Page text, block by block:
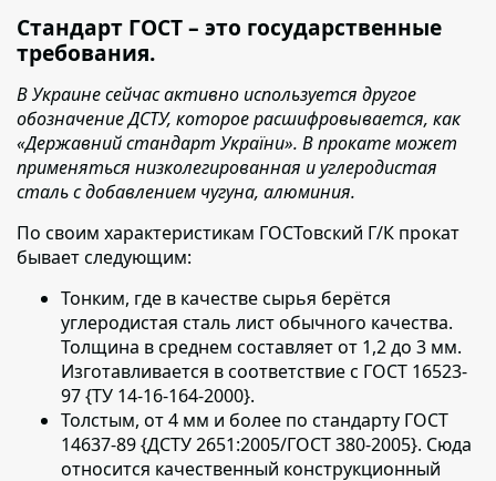
Стандарт ГОСТ – это государственные
требования.
В Украине сейчас активно используется другое
обозначение ДСТУ, которое расшифровывается, как
«Державний стандарт України». В прокате может
применяться низколегированная и углеродистая
сталь с добавлением чугуна, алюминия.
По своим характеристикам ГОСТовский Г/К прокат
бывает следующим:
Тонким, где в качестве сырья берётся
углеродистая сталь лист обычного качества.
Толщина в среднем составляет от 1,2 до 3 мм.
Изготавливается в соответствие с ГОСТ 16523-
97 {ТУ 14-16-164-2000}.
Толстым, от 4 мм и более по стандарту ГОСТ
14637-89 {ДСТУ 2651:2005/ГОСТ 380-2005}. Сюда
относится качественный конструкционный